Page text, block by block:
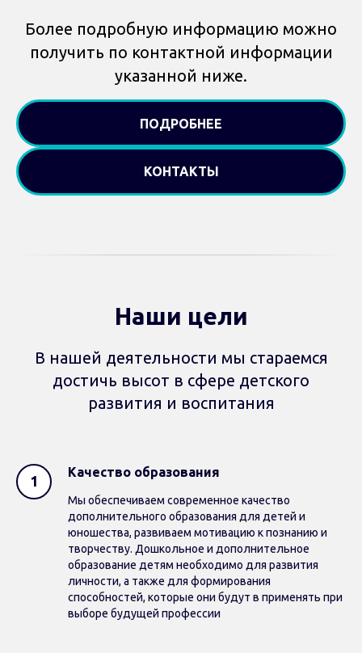
Более подробную информацию можно
получить по контактной информации
указанной ниже.
ПОДРОБНЕЕ
КОНТАКТЫ
Наши цели
В нашей деятельности мы стараемся
достичь высот в сфере детского
развития и воспитания
Качество образования
Мы обеспечиваем современное качество
дополнительного образования для детей и
юношества, развиваем мотивацию к познанию и
творчеству. Дошкольное и дополнительное
образование детям необходимо для развития
личности, а также для формирования
способностей, которые они будут в применять при
выборе будущей профессии